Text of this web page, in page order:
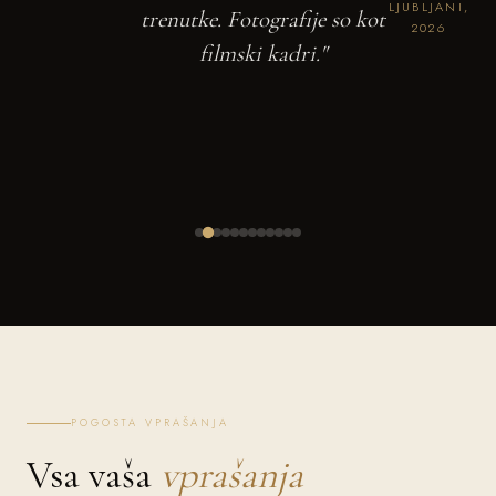
trenutke. Fotografije so kot
filmski kadri."
LJUBLJANI,
2026
POGOSTA VPRAŠANJA
Vsa vaša vprašanja